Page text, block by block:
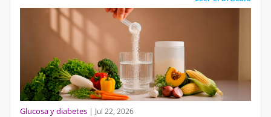
Glucosa y diabetes | Jul 22, 2026